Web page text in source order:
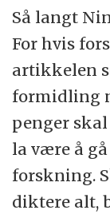
Så langt
For hvis
artikkelen
formidling
penger
la være å
forskning.
diktere alt,